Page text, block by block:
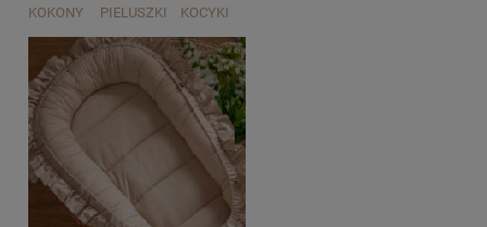
KOKONY PIELUSZKI KOCYKI